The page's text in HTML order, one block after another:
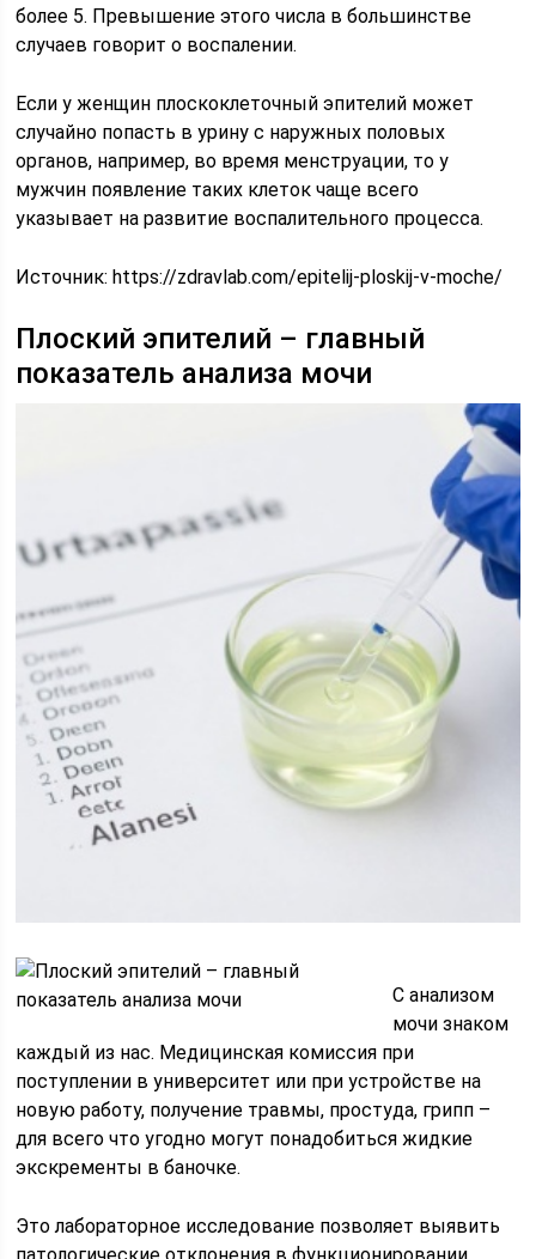
более 5. Превышение этого числа в большинстве
случаев говорит о воспалении.
Если у женщин плоскоклеточный эпителий может
случайно попасть в урину с наружных половых
органов, например, во время менструации, то у
мужчин появление таких клеток чаще всего
указывает на развитие воспалительного процесса.
Источник:https://zdravlab.com/epitelij-ploskij-v-moche/
Плоский эпителий – главный
показатель анализа мочи
С анализом
мочи знаком
каждый из нас. Медицинская комиссия при
поступлении в университет или при устройстве на
новую работу, получение травмы, простуда, грипп –
для всего что угодно могут понадобиться жидкие
экскременты в баночке.
Это лабораторное исследование позволяет выявить